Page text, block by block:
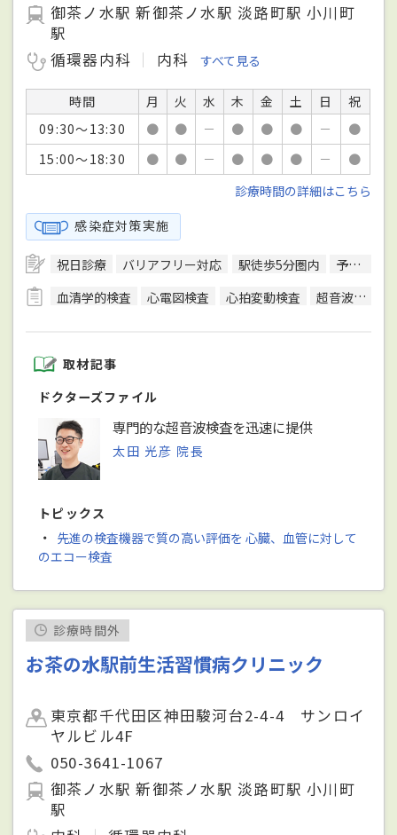
御茶ノ水駅 新御茶ノ水駅 淡路町駅 小川町
駅
循環器内科
内科 すべて見る
時間 月 火 水 木 金 土 日
祝
09:30～13:30
● ● － ● ● ● －
●
15:00～18:30
● ● － ● ● ● －
●
診療時間の詳細はこちら
感染症対策実施
祝日診療 バリアフリー対応 駅徒歩5分圏内 予約可
血清学的検査
心電図検査 心拍変動検査 超音波検査
取材記事
ドクターズファイル
専門的な超音波検査を迅速に提供
太田 光彦 院長
トピックス
・ 先進の検査機器で質の高い評価を 心臓、血管に対して
のエコー検査
診療時間外
お茶の水駅前生活習慣病クリニック
東京都千代田区神田駿河台2-4-4 サンロイ
ヤルビル4F
050-3641-1067
御茶ノ水駅 新御茶ノ水駅 淡路町駅 小川町
駅